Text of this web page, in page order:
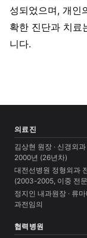
성되었으며, 개인
확한 진단과 치료
니다.
의료진
김상현 원장 · 신경외과
2000년 (26년차)
대전선병원 정형외과
(2003-2005, 이중 전
정지인 내과원장 · 류
과전임의
협력병원